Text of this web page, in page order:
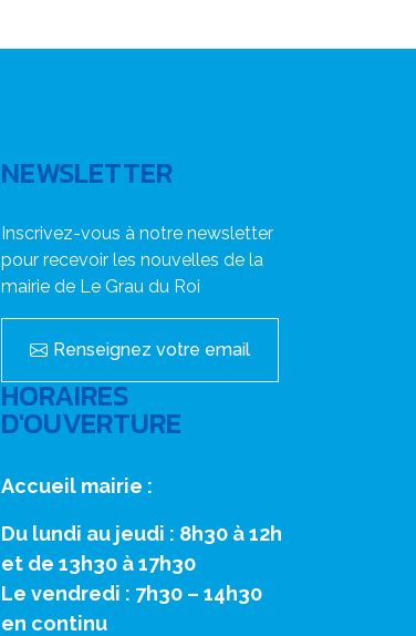
NEWSLETTER
Inscrivez-vous à notre newsletter
pour recevoir les nouvelles de la
mairie de Le Grau du Roi
Renseignez votre email
HORAIRES
D'OUVERTURE
Accueil mairie :
Du lundi au jeudi : 8h30 à 12h
et de 13h30 à 17h30
Le vendredi : 7h30 – 14h30
en continu